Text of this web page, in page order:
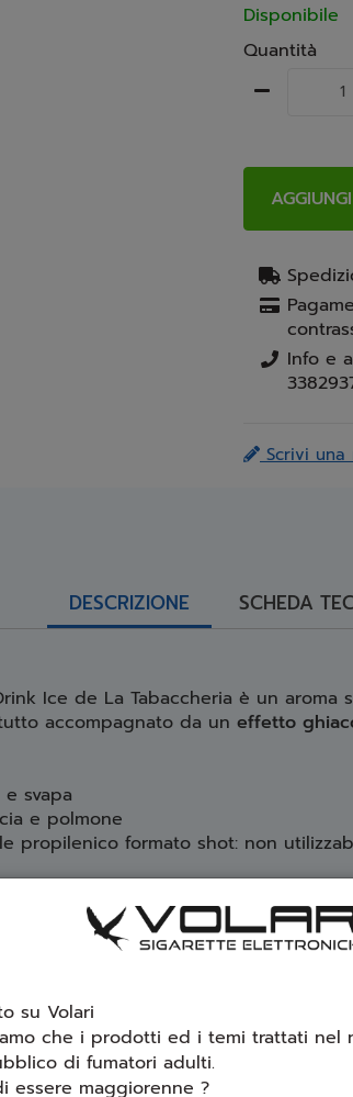
Disponibile
Quantità
Scrivi una
DESCRIZIONE SCHEDA
Ice de La Tabaccheria è un
accompagnato da un effetto
svapa
e polmone
propilenico formato shot: non
dell'utilizzo: miscelare l'aroma
la tua opinione.
su Volari
che i prodotti ed i temi trattati nel
di fumatori adulti.
essere maggiorenne ?